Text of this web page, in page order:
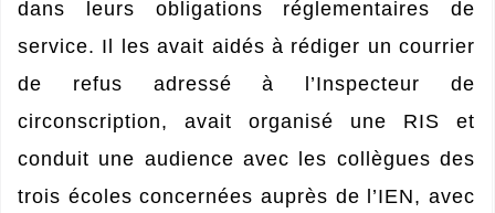
dans leurs obligations réglementaires de
service. Il les avait aidés à rédiger un courrier
de refus adressé à l’Inspecteur de
circonscription, avait organisé une RIS et
conduit une audience avec les collègues des
trois écoles concernées auprès de l’IEN, avec